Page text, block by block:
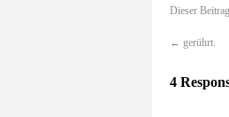
Dieser
← gerührt.
4